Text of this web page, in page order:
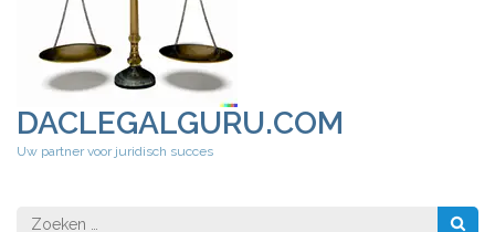
DACLEGALGURU.COM
Uw partner voor juridisch succes
Zoeken